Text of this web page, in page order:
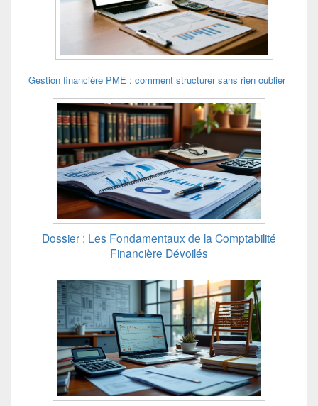
Gestion financière PME : comment structurer sans rien oublier
Dossier : Les Fondamentaux de la Comptabilité
Financière Dévoilés